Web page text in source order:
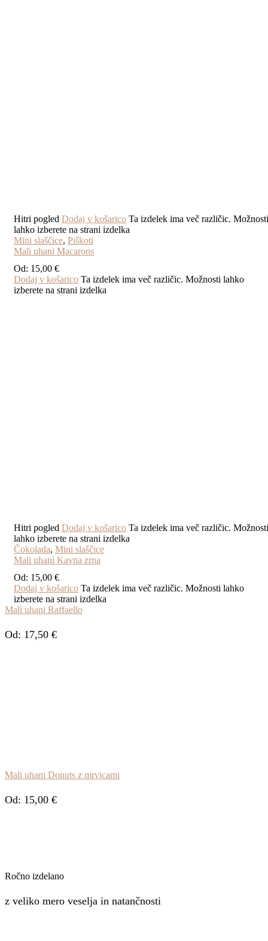
Hitri pogled Dodaj v košarico Ta izdelek ima več različic. Možnosti
lahko izberete na strani izdelka
Mini slaščice, Piškoti
Mali uhani Macarons
Od: 15,00 €
Dodaj v košarico Ta izdelek ima več različic. Možnosti lahko
izberete na strani izdelka
Hitri pogled Dodaj v košarico Ta izdelek ima več različic. Možnosti
lahko izberete na strani izdelka
Čokolada, Mini slaščice
Mali uhani Kavna zrna
Od: 15,00 €
Dodaj v košarico Ta izdelek ima več različic. Možnosti lahko
izberete na strani izdelka
Mali uhani Raffaello
Od: 17,50 €
Mali uhani Donuts z mrvicami
Od: 15,00 €
Ročno izdelano
z veliko mero veselja in natančnosti